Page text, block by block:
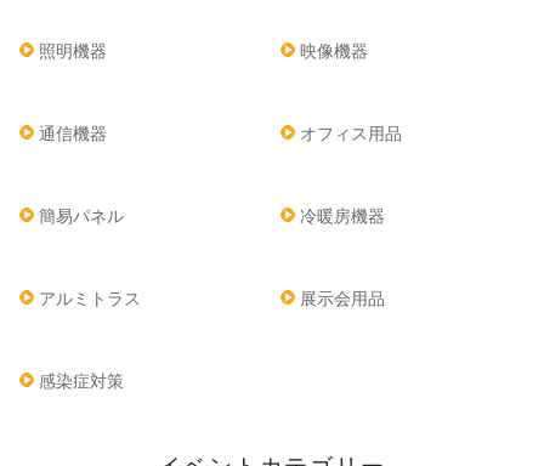
照明機器 映像機器
通信機器 オフィス用品
簡易パネル 冷暖房機器
アルミトラス 展示会用品
感染症対策